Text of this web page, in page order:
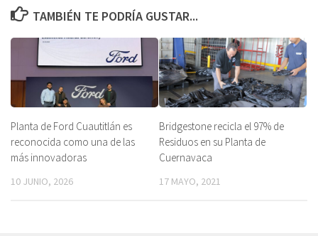
TAMBIÉN TE PODRÍA GUSTAR...
Planta de Ford Cuautitlán es
reconocida como una de las
más innovadoras
10 JUNIO, 2026
Bridgestone recicla el 97% de
Residuos en su Planta de
Cuernavaca
17 MAYO, 2021